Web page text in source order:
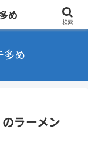
ログ ランチ・B級グル
多め
ラーメン
め
検索